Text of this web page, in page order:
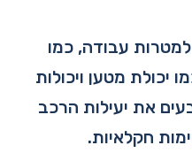
עבודה, כמו
יכולת מטען ויכולות
את יעילות הרכב
חקלאיות.